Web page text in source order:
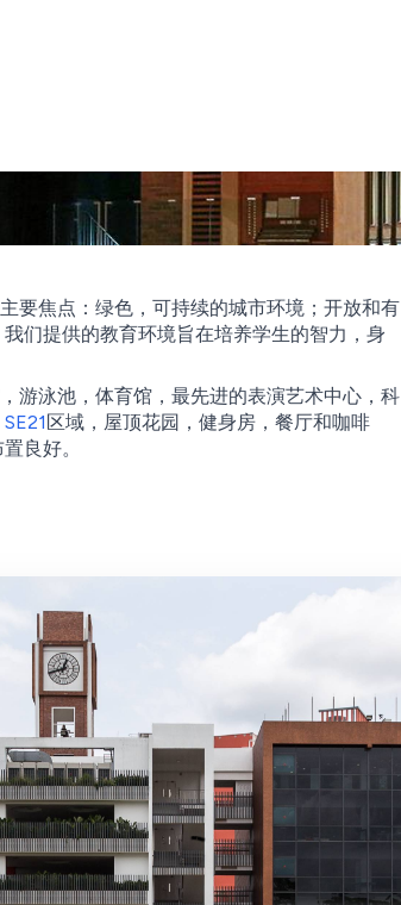
要焦点：绿色，可持续的城市环境；开放和有
们提供的教育环境旨在培养学生的智力，身
游泳池，体育馆，最先进的表演艺术中心，科
SE21区域，屋顶花园，健身房，餐厅和咖啡
良好。